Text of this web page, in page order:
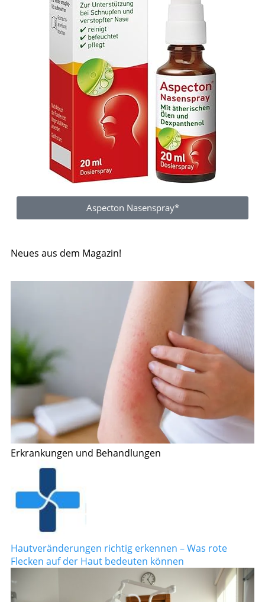
Aspecton Nasenspray*
Neues aus dem Magazin!
Erkrankungen und Behandlungen
Hautveränderungen richtig erkennen – Was rote
Flecken auf der Haut bedeuten können